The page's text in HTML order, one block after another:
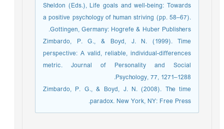
Sheldon (Eds.), Life goals and well-being: Towards
a positive psychology of human striving (pp. 58–67).
Gottingen, Germany: Hogrefe & Huber Publishers.
Zimbardo, P. G., & Boyd, J. N. (1999). Time
perspective: A valid, reliable, individual-differences
metric. Journal of Personality and Social
Psychology, 77, 1271–1288.
Zimbardo, P. G., & Boyd, J. N. (2008). The time
paradox. New York, NY: Free Press.